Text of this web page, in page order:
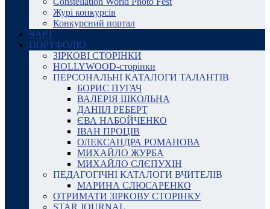
Журі конкурсів
Конкурсний портал
ЧАРТ
ПОРТФОЛІО
ЗІРКОВІ СТОРІНКИ
HOLLYWOOD-сторінки
ПЕРСОНАЛЬНІ КАТАЛОГИ ТАЛАНТІВ
БОРИС ПУГАЧ
ВАЛЕРІЯ ШКОЛЬНА
ДАНІІЛ РЕБЕРТ
ЄВА НАБОЙЧЕНКО
ІВАН ПРОЦІВ
ОЛЕКСАНДРА РОМАНОВА
МИХАЙЛО ЖУРБА
МИХАЙЛО СЛЄПУХІН
ПЕДАГОГІЧНІ КАТАЛОГИ ВЧИТЕЛІВ
МАРИНА СЛЮСАРЕНКО
ОТРИМАТИ ЗІРКОВУ СТОРІНКУ
STAR JOURNAL